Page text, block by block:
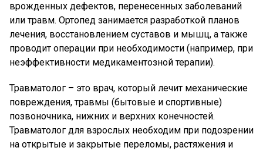
врожденных дефектов, перенесенных заболеваний
или травм. Ортопед занимается разработкой планов
лечения, восстановлением суставов и мышц, а также
проводит операции при необходимости (например, при
неэффективности медикаментозной терапии).
Травматолог – это врач, который лечит механические
повреждения, травмы (бытовые и спортивные)
позвоночника, нижних и верхних конечностей.
Травматолог для взрослых необходим при подозрении
на открытые и закрытые переломы, растяжения и